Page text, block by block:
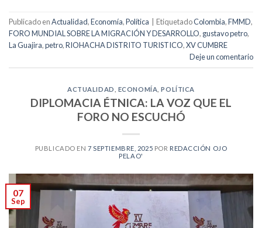
Publicado enActualidad,Economía,Política EtiquetadoColombia,FMMD,
FORO MUNDIAL SOBRE LA MIGRACIÓN Y DESARROLLO, gustavo petro,
La Guajira,petro,RIOHACHA DISTRITO TURISTICO,XV CUMBRE
Deje un comentario
ACTUALIDAD ECONOMÍA ,POLÍTICA
DIPLOMACIA ÉTNICA: LA VOZ QUE EL
FORO NO ESCUCHÓ
PUBLICADO EN7 SEPTIEMBRE, 2025 POR REDACCIÓN OJO
PELAO'
07
Sep